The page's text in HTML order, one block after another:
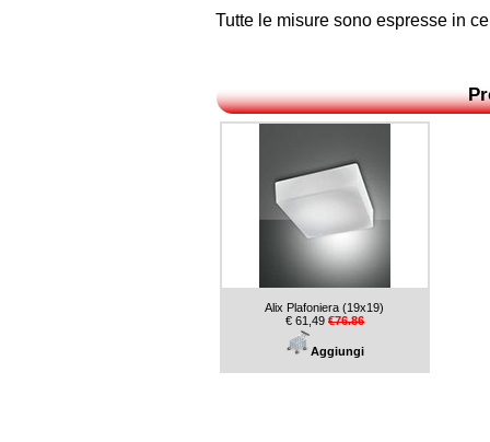
Tutte le misure sono espresse in
Alix Plafoniera (19x19)
€ 61,49 €76.86
Aggiungi